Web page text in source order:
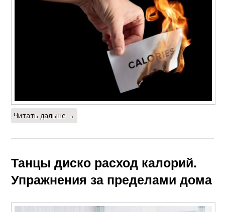
Читать дальше →
Танцы диско расход калорий.
Упражнения за пределами дома